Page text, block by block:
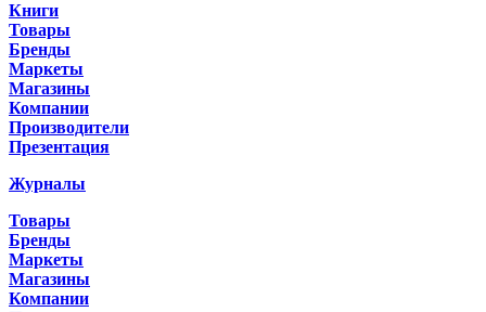
Книги
Товары
Бренды
Маркеты
Магазины
Компании
Производители
Презентация
Журналы
Товары
Бренды
Маркеты
Магазины
Компании